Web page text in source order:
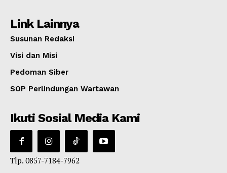
Link Lainnya
Susunan Redaksi
Visi dan Misi
Pedoman Siber
SOP Perlindungan Wartawan
Ikuti Sosial Media Kami
Tlp. 0857-7184-7962